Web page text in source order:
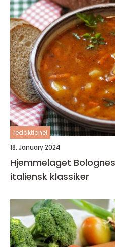
redaktionel
18. January 2024
Hjemmelaget
italiensk klassiker